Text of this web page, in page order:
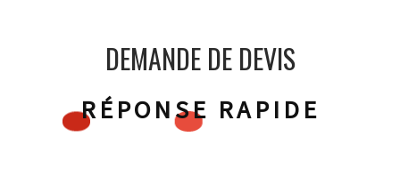
DEMANDE DE DEVIS
RÉPONSE RAPIDE